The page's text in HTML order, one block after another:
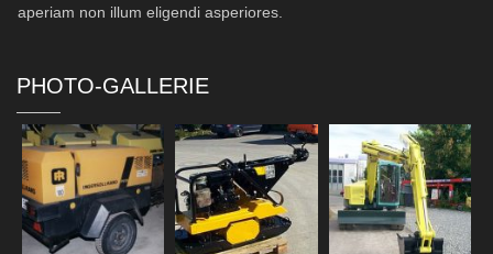
aperiam non illum eligendi asperiores.
PHOTO-GALLERIE